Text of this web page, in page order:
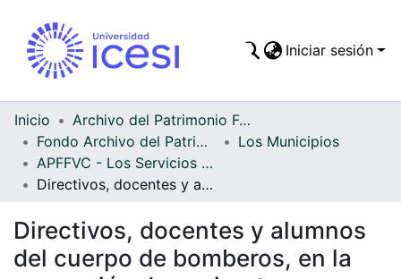
Todo DSpace
Estadísticas
Iniciar sesión
Inicio
Archivo del Patrimonio Fotográfico y Fílmico del Valle del Cauca
Fondo Archivo del Patrimonio Fotográfico y Fílmico del Valle del Cauca
Los Municipios
APFFVC - Los Servicios Públicos - Patrimonial
Directivos, docentes y alumnos del cuerpo de bomberos, en la promoción de aspirantes
Directivos, docentes y alumnos
del cuerpo de bomberos, en la